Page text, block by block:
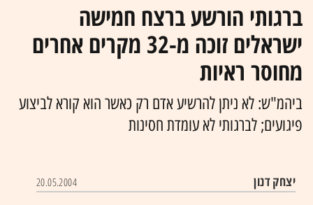
ברגותי הורשע ברצח חמישה
ישראלים זוכה מ-32 מקרים אחרים
מחוסר ראיות
ביהמ"ש: לא ניתן להרשיע אדם רק כאשר הוא קורא לביצוע
פיגועים; לברגותי לא עומדת חסינות
יצחק דנון 20.05.2004